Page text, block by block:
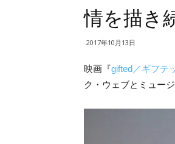
情を描き
2017年10月13日
映画『gifted／ギフテ
ク・ウェブとミュー